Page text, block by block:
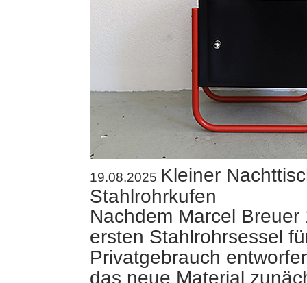
19.08.2025 Kleiner
Stahlrohrkufen
Nachdem Marcel Breuer
ersten Stahlrohrsessel
Privatgebrauch
das neue Material